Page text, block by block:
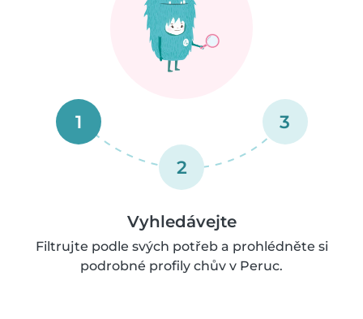
1
2
3
Vyhledávejte
Filtrujte podle svých potřeb a prohlédněte si
podrobné profily chův v Peruc.